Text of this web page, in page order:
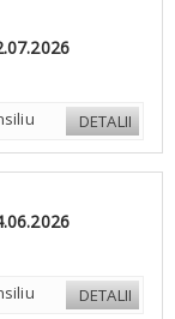
DETALII
DETALII